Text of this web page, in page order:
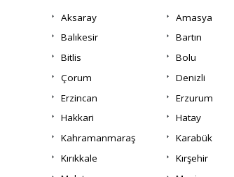
Aksaray
Amasya
Balıkesir
Bartın
Bitlis
Bolu
Çorum
Denizli
Erzincan
Erzurum
Hakkari
Hatay
Kahramanmaraş
Karabük
Kırıkkale
Kırşehir